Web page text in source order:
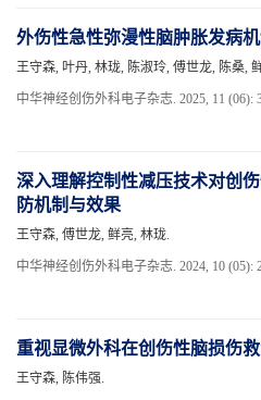
外伤性急性弥漫性脑肿胀发病
王守森, 叶丹, 林珑, 陈淑玲, 傅世龙, 陈桑,
中华神经创伤外科电子杂志. 2025, 11 (06):
深入理解控制性减压技术对创
防机制与效果
王守森, 傅世龙, 鲜亮, 林珑.
中华神经创伤外科电子杂志. 2024, 10 (05):
重视显微外科在创伤性脑损伤
王守森, 陈伟强.